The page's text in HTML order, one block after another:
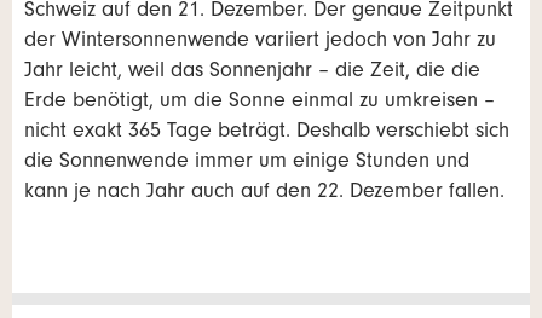
Schweiz auf den 21. Dezember. Der genaue Zeitpunkt
der Wintersonnenwende variiert jedoch von Jahr zu
Jahr leicht, weil das Sonnenjahr – die Zeit, die die
Erde benötigt, um die Sonne einmal zu umkreisen –
nicht exakt 365 Tage beträgt. Deshalb verschiebt sich
die Sonnenwende immer um einige Stunden und
kann je nach Jahr auch auf den 22. Dezember fallen.